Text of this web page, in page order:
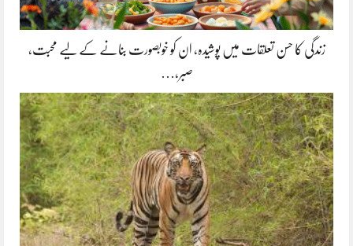
زندگی کا حسن تعلقات میں پوشیدہ, ان کو خوبصورت بنانے کے لیے محبت،
صبر،…